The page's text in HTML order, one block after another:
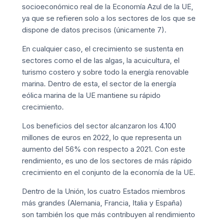
socioeconómico real de la Economía Azul de la UE,
ya que se refieren solo a los sectores de los que se
dispone de datos precisos (únicamente 7).
En cualquier caso, el crecimiento se sustenta en
sectores como el de las algas, la acuicultura, el
turismo costero y sobre todo la energía renovable
marina. Dentro de esta, el sector de la energía
eólica marina de la UE mantiene su rápido
crecimiento.
Los beneficios del sector alcanzaron los 4.100
millones de euros en 2022, lo que representa un
aumento del 56% con respecto a 2021. Con este
rendimiento, es uno de los sectores de más rápido
crecimiento en el conjunto de la economía de la UE.
Dentro de la Unión, los cuatro Estados miembros
más grandes (Alemania, Francia, Italia y España)
son también los que más contribuyen al rendimiento